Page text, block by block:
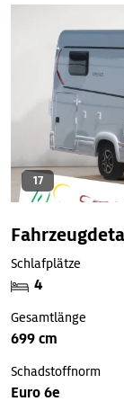
17
Schlafplätze
4
Gesamtlänge
699 cm
Schadstoffnorm
Euro 6e